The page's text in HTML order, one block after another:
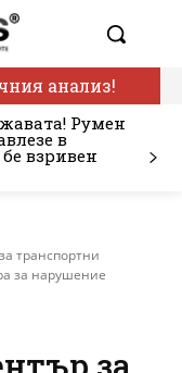
анализ!
Румен
в
взривен
транспортни
за нарушение